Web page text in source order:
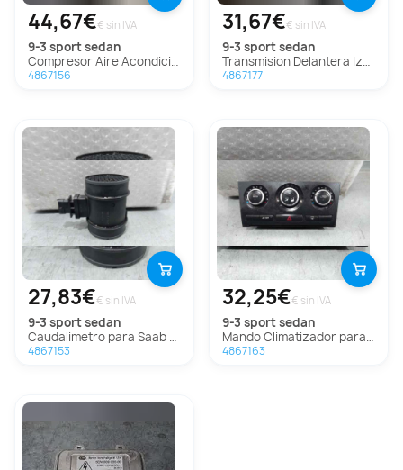
44,67€€ sin IVA
9-3 sport sedan
Compresor Aire Acondicionado Para Saab 9-3 Sport Sedán
4867156
31,67€€ sin IVA
9-3 sport sedan
Transmision Delantera Izquierda para Saab 9-3 Sport Sedán
4867177
27,83€€ sin IVA
9-3 sport sedan
Caudalimetro para Saab 9-3 Sport Sedán
4867153
32,25€€ sin IVA
9-3 sport sedan
Mando Climatizador para Saab 9-3 Sport Sedán
4867163